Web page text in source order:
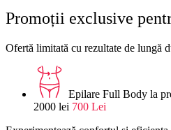
Promoții exclusive
Ofertă limitată cu rezultate de lungă
Epilare Full Body la
2000 lei 700 Lei